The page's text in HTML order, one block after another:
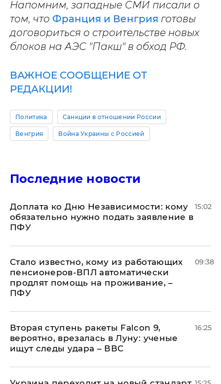
Напомним, западные СМИ писали о
том, что Франция и Венгрия готовы
договориться о строительстве новых
блоков на АЭС "Пакш" в обход РФ.
ВАЖНОЕ СООБЩЕНИЕ ОТ
РЕДАКЦИИ!
Политика Санкции в отношении России
Венгрия Война Украины с Россией
Последние новости
Доплата ко Дню Независимости: кому
обязательно нужно подать заявление в
ПФУ
15:02
Стало известно, кому из работающих
пенсионеров-ВПЛ автоматически
продлят помощь на проживание, –
ПФУ
09:38
Вторая ступень ракеты Falcon 9,
вероятно, врезалась в Луну: ученые
ищут следы удара – ВВС
16:25